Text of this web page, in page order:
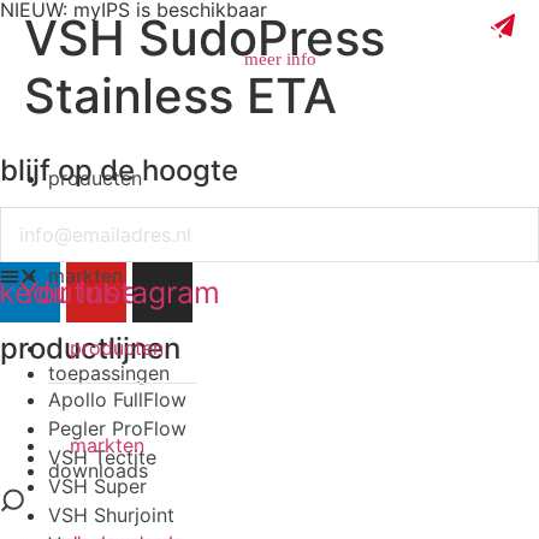
NIEUW: myIPS is beschikbaar
meer info
producten
markten
toepassingen
downloads
producten
markten
VSH SudoPress
Stainless ETA
blijf op de hoogte
YoutubeInstagram
productlijnen
Apollo FullFlow
Pegler ProFlow
VSH Tectite
VSH Super
VSH Shurjoint